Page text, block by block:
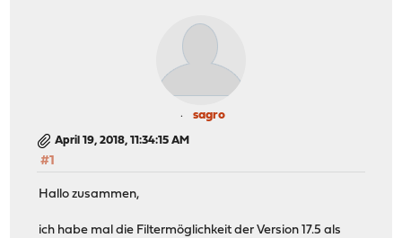
sagro
April 19, 2018, 11:34:15 AM
#1
Hallo zusammen,
ich habe mal die Filtermöglichkeit der Version 17.5 als